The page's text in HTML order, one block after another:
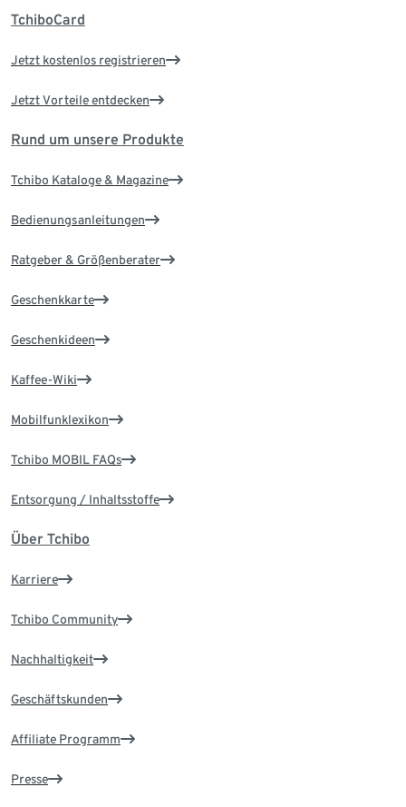
TchiboCard
Jetzt kostenlos registrieren
Jetzt Vorteile entdecken
Rund um unsere Produkte
Tchibo Kataloge & Magazine
Bedienungsanleitungen
Ratgeber & Größenberater
Geschenkkarte
Geschenkideen
Kaffee-Wiki
Mobilfunklexikon
Tchibo MOBIL FAQs
Entsorgung / Inhaltsstoffe
Über Tchibo
Karriere
Tchibo Community
Nachhaltigkeit
Geschäftskunden
Affiliate Programm
Presse